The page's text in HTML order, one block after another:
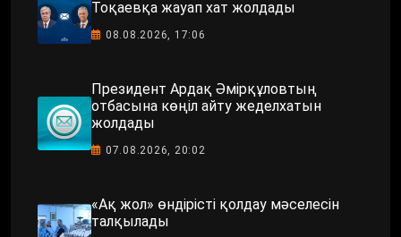
Тоқаевқа жауап хат жолдады
08.08.2026, 17:06
Президент Ардақ Әмірқұловтың
отбасына көңіл айту жеделхатын
жолдады
07.08.2026, 20:02
«Ақ жол» өндірісті қолдау мәселесін
талқылады